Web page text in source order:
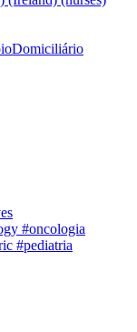
#oncologia
#pediatria